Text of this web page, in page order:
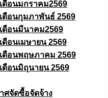
ดือนมกราคม2569
ดือนกุมภาพันธ์ 2569
ดือนมีนาคม2569
ดือนเมษายน 2569
ดือนพฤษภาคม 2569
ดือนมิถุนายน 2569
ศจัดซื้อจัดจ้าง